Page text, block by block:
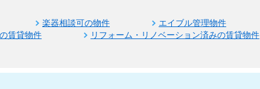
楽器相談可の物件
エイブル管理物件
賃貸物件 リフォーム・リノベーション済みの賃貸物件